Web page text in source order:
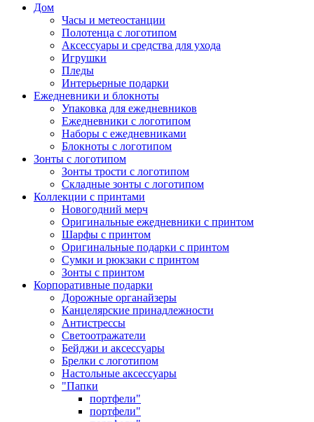
Дом
Часы и метеостанции
Полотенца с логотипом
Аксессуары и средства для ухода
Игрушки
Пледы
Интерьерные подарки
Ежедневники и блокноты
Упаковка для ежедневников
Ежедневники с логотипом
Наборы с ежедневниками
Блокноты с логотипом
Зонты с логотипом
Зонты трости с логотипом
Складные зонты с логотипом
Коллекции с принтами
Новогодний мерч
Оригинальные ежедневники с принтом
Шарфы с принтом
Оригинальные подарки с принтом
Сумки и рюкзаки с принтом
Зонты с принтом
Корпоративные подарки
Дорожные органайзеры
Канцелярские принадлежности
Антистрессы
Светоотражатели
Бейджи и аксессуары
Брелки с логотипом
Настольные аксессуары
"Папки
портфели"
портфели"